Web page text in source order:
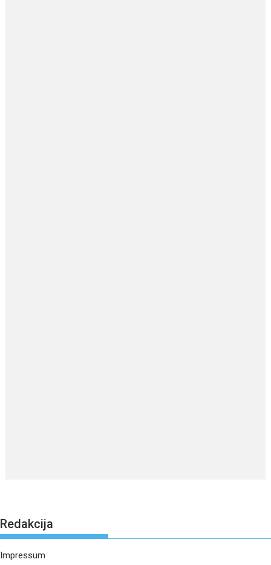
Redakcija
Impressum